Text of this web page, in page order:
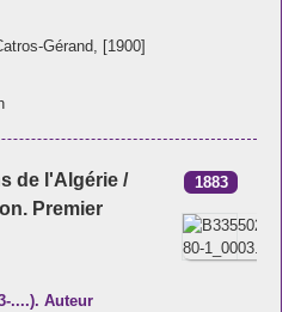
Gérand, [1900]
de l'Algérie /
Premier
1883
....). Auteur